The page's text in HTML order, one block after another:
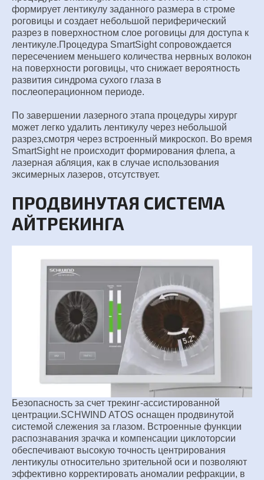
формирует лентикулу заданного размера в строме
роговицы и создает небольшой периферический
разрез в поверхностном слое роговицы для доступа к
лентикуле.Процедура SmartSight сопровождается
пересечением меньшего количества нервных волокон
на поверхности роговицы, что снижает вероятность
развития синдрома сухого глаза в
послеоперационном периоде.
По завершении лазерного этапа процедуры хирург
может легко удалить лентикулу через небольшой
разрез,смотря через встроенный микроскоп. Во время
SmartSight не происходит формирования флепа, а
лазерная абляция, как в случае использования
эксимерных лазеров, отсутствует.
ПРОДВИНУТАЯ СИСТЕМА
АЙТРЕКИНГА
Безопасность за счет трекинг-ассистированной
центрации.SCHWIND ATOS оснащен продвинутой
системой слежения за глазом. Встроенные функции
распознавания зрачка и компенсации циклоторсии
обеспечивают высокую точность центрирования
лентикулы относительно зрительной оси и позволяют
эффективно корректировать аномалии рефракции, в